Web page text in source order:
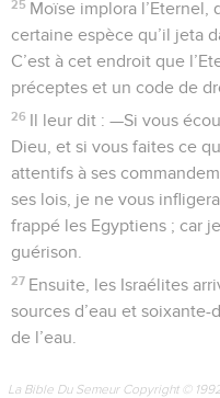
25 Moïse implora l’Eternel,
certaine espèce qu’il jeta
C’est à cet endroit que
préceptes et un code de
26 Il leur dit : —Si vous
Dieu, et si vous faites ce
attentifs à ses
ses lois, je ne vous
frappé les Egyptiens ; car
guérison.
27 Ensuite, les Israélites
sources d’eau et
de l’eau.
La Bible Du Semeur Copyright ©